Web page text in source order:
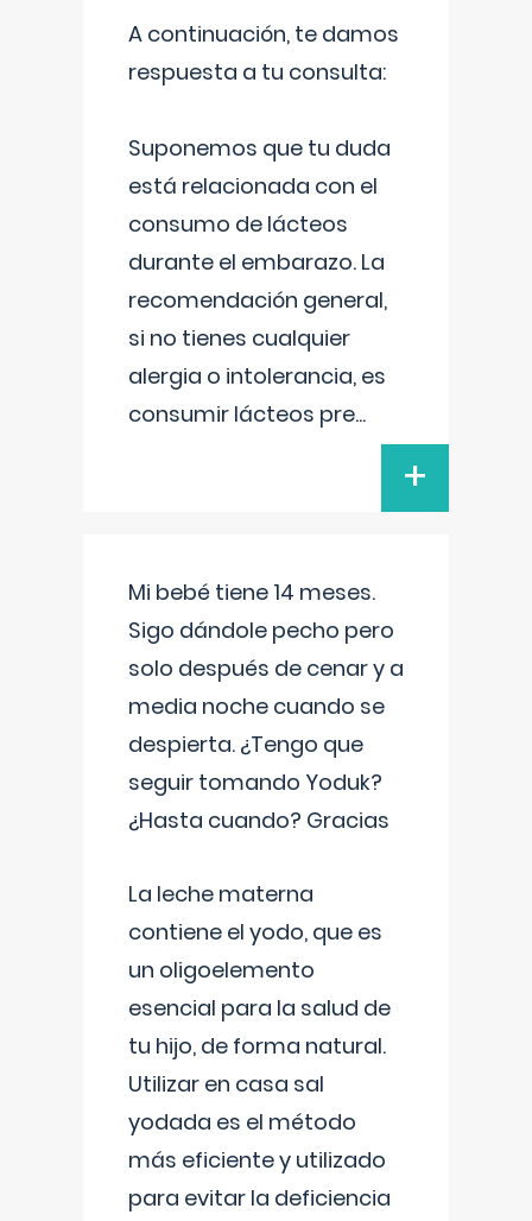
A continuación, te damos
respuesta a tu consulta:
Suponemos que tu duda
está relacionada con el
consumo de lácteos
durante el embarazo. La
recomendación general,
si no tienes cualquier
alergia o intolerancia, es
consumir lácteos pre...
+
Mi bebé tiene 14 meses.
Sigo dándole pecho pero
solo después de cenar y a
media noche cuando se
despierta. ¿Tengo que
seguir tomando Yoduk?
¿Hasta cuando? Gracias
La leche materna
contiene el yodo, que es
un oligoelemento
esencial para la salud de
tu hijo, de forma natural.
Utilizar en casa sal
yodada es el método
más eficiente y utilizado
para evitar la deficiencia